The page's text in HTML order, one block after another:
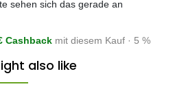
sehen sich das gerade an
Cashback mit diesem Kauf · 5 %
also like